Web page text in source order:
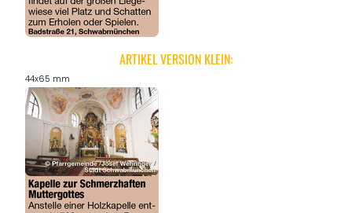
ARTIKEL VERSION KLEIN:
44x65 mm